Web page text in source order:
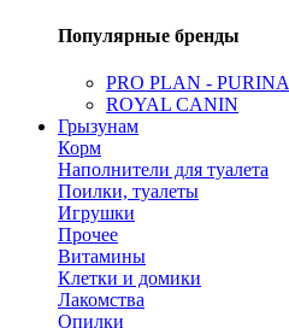
Популярные бренды
PRO PLAN - PURINA
ROYAL CANIN
Грызунам
Корм
Наполнители для туалета
Поилки, туалеты
Игрушки
Прочее
Витамины
Клетки и домики
Лакомства
Опилки